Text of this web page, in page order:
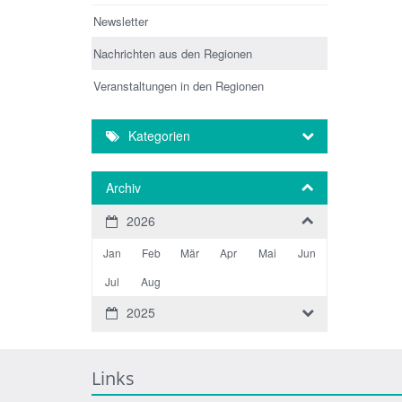
Newsletter
Nachrichten aus den Regionen
Veranstaltungen in den Regionen
Kategorien
Archiv
2026
Jan Feb Mär Apr Mai
Jun
Jul
Aug
2025
Links